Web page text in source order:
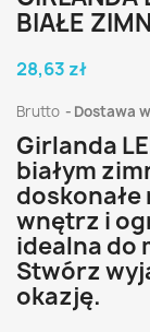
BIAŁE
28,63 zł
Brutto Dostawa
Girlanda
białym
wnętrz i
idealna do
Stwórz
okazję.